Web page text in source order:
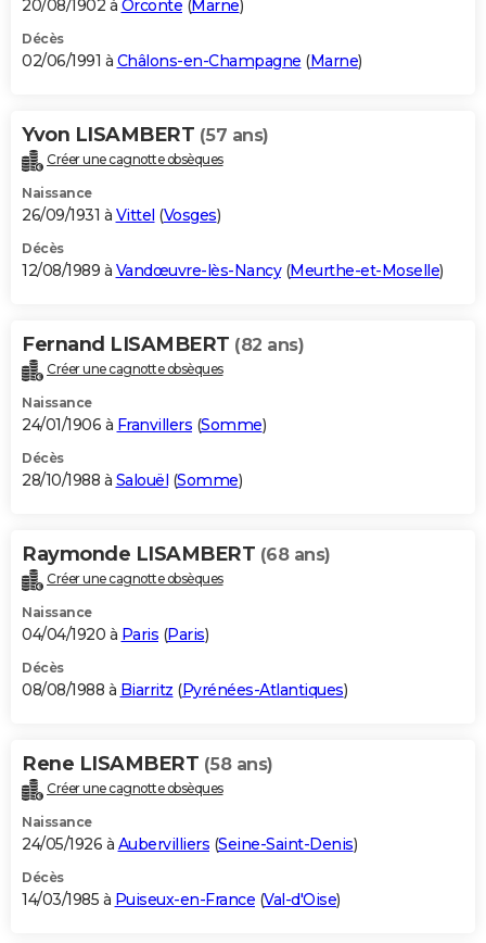
20/08/1902 à Orconte (Marne)
Décès
02/06/1991 à Châlons-en-Champagne (Marne)
Yvon LISAMBERT (57 ans)
Créer une cagnotte obsèques
Naissance
26/09/1931 à Vittel (Vosges)
Décès
12/08/1989 à Vandœuvre-lès-Nancy(Meurthe-et-Moselle)
Fernand LISAMBERT (82 ans)
Créer une cagnotte obsèques
Naissance
24/01/1906 à Franvillers (Somme)
Décès
28/10/1988 à Salouël (Somme)
Raymonde LISAMBERT (68 ans)
Créer une cagnotte obsèques
Naissance
04/04/1920 à Paris (Paris)
Décès
08/08/1988 à Biarritz (Pyrénées-Atlantiques)
Rene LISAMBERT (58 ans)
Créer une cagnotte obsèques
Naissance
24/05/1926 à Aubervilliers (Seine-Saint-Denis)
Décès
14/03/1985 à Puiseux-en-France (Val-d'Oise)